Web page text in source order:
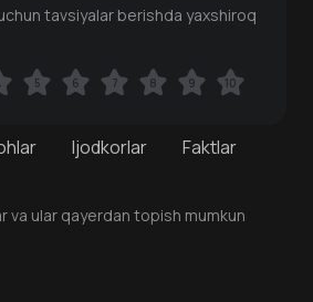
Ijodkorlar Faktlar
va ular qayerdan topish mumkun
tavsiyalar berishda yaxshiroq
5 6 7 8 9 10
5 6 7 8 9 10